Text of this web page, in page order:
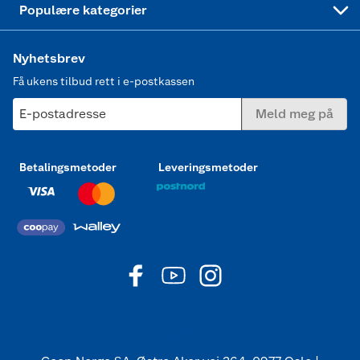
Populære kategorier
Nyhetsbrev
Få ukens tilbud rett i e-postkassen
E-postadresse Meld meg på
Betalingsmetoder Leveringsmetoder